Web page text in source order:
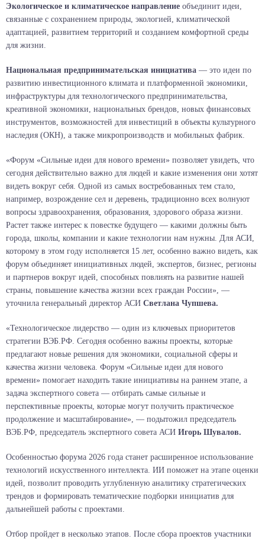
Экологическое и климатическое направление объединит идеи,
связанные с сохранением природы, экологией, климатической
адаптацией, развитием территорий и созданием комфортной среды
для жизни.
Национальная предпринимательская инициатива — это идеи по
развитию инвестиционного климата и платформенной экономики,
инфраструктуры для технологического предпринимательства,
креативной экономики, национальных брендов, новых финансовых
инструментов, возможностей для инвестиций в объекты культурного
наследия (ОКН), а также микропроизводств и мобильных фабрик.
«Форум «Сильные идеи для нового времени» позволяет увидеть, что
сегодня действительно важно для людей и какие изменения они хотят
видеть вокруг себя. Одной из самых востребованных тем стало,
например, возрождение сел и деревень, традиционно всех волнуют
вопросы здравоохранения, образования, здорового образа жизни.
Растет также интерес к повестке будущего — какими должны быть
города, школы, компании и какие технологии нам нужны. Для АСИ,
которому в этом году исполняется 15 лет, особенно важно видеть, как
форум объединяет инициативных людей, экспертов, бизнес, регионы
и партнеров вокруг идей, способных повлиять на развитие нашей
страны, повышение качества жизни всех граждан России», —
уточнила генеральный директор АСИ Светлана Чупшева.
«Технологическое лидерство — один из ключевых приоритетов
стратегии ВЭБ.РФ. Сегодня особенно важны проекты, которые
предлагают новые решения для экономики, социальной сферы и
качества жизни человека. Форум «Сильные идеи для нового
времени» помогает находить такие инициативы на раннем этапе, а
задача экспертного совета — отбирать самые сильные и
перспективные проекты, которые могут получить практическое
продолжение и масштабирование», — подытожил председатель
ВЭБ.РФ, председатель экспертного совета АСИ Игорь Шувалов.
Особенностью форума 2026 года станет расширенное использование
технологий искусственного интеллекта. ИИ поможет на этапе оценки
идей, позволит проводить углубленную аналитику стратегических
трендов и формировать тематические подборки инициатив для
дальнейшей работы с проектами.
Отбор пройдет в несколько этапов. После сбора проектов участники